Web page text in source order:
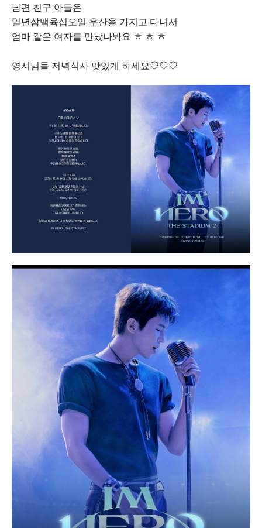
남편 친구 아들은
일년삼백육십오일 우산을 가지고 다녀서
엄마 같은 여자를 만났나봐요 ㅎ ㅎ ㅎ
영시님들 저녁식사 맛있게 하세요♡♡♡